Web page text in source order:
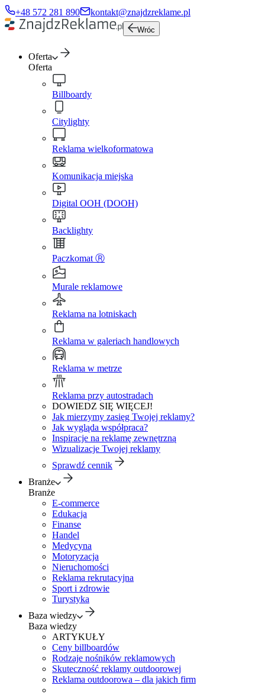
+48 572 281 890 kontakt@znajdzreklame.pl
Wróc
Oferta
Oferta
Billboardy
Citylighty
Reklama wielkoformatowa
Komunikacja miejska
Digital OOH (DOOH)
Backlighty
Paczkomat Ⓡ
Murale reklamowe
Reklama na lotniskach
Reklama w galeriach handlowych
Reklama w metrze
Reklama przy autostradach
DOWIEDZ SIĘ WIĘCEJ!
Jak mierzymy zasięg Twojej reklamy?
Jak wygląda współpraca?
Inspiracje na reklamę zewnętrzną
Wizualizacje Twojej reklamy
Sprawdź cennik
Branże
Branże
E-commerce
Edukacja
Finanse
Handel
Medycyna
Motoryzacja
Nieruchomości
Reklama rekrutacyjna
Sport i zdrowie
Turystyka
Baza wiedzy
Baza wiedzy
ARTYKUŁY
Ceny billboardów
Rodzaje nośników reklamowych
Skuteczność reklamy outdoorowej
Reklama outdoorowa – dla jakich firm